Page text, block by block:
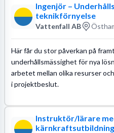
Ingenjör –
teknikförnyelse
Vattenfall AB
Här får du stor påverkan på
underhållsmässighet för nya
arbetet mellan olika resurser
i projektbeslut.
Instruktör/lärare
kärnkraftsutbildning